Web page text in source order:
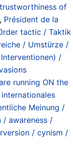
of
, Président de la
tactic / Taktik
/ Umstürze /
/
running ON the
Meinung /
/ awareness /
/ cynism /